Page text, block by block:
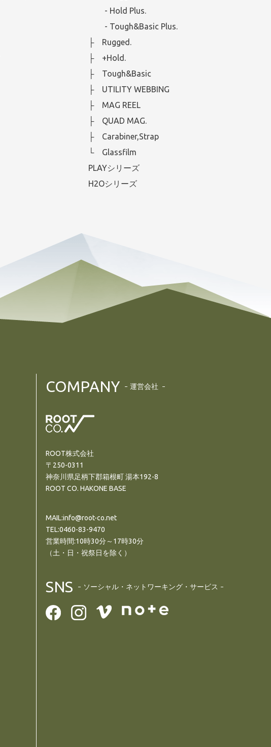
- Hold Plus.
- Tough&Basic Plus.
├ Rugged.
├ +Hold.
├ Tough&Basic
├ UTILITY WEBBING
├ MAG REEL
├ QUAD MAG.
├ Carabiner,Strap
└ Glassfilm
PLAYシリーズ
H2Oシリーズ
COMPANY 運営会社
ROOT株式会社
〒250-0311
神奈川県足柄下郡箱根町 湯本192-8
ROOT CO. HAKONE BASE
MAIL:info@root-co.net
TEL:0460-83-9470
営業時間:10時30分～17時30分
（土・日・祝祭日を除く）
SNS ソーシャル・ネットワーキング・サービス